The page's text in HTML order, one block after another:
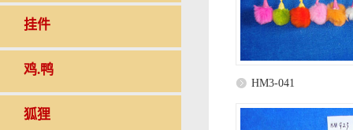
挂件
鸡.鸭
狐狸
HM3-041